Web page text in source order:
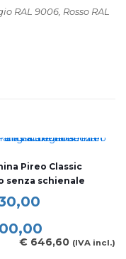
RAL 9006, Rosso RAL
Pireo Classic
senza schienale
€ 646,60 (IVA incl.)